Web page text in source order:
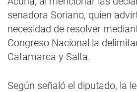
senadora Soriano, quien
necesidad de resolver
Congreso Nacional la
Catamarca y Salta.
Según señaló el diputado, la